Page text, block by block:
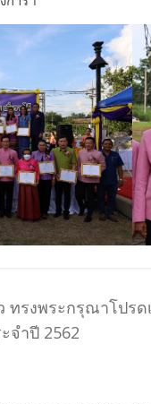
ทรงพระกรุณาโปร
จำปี 2562